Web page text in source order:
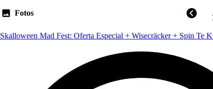
Fotos
Skalloween Mad Fest: Oferta Especial + Wisecräcker + Spin Te